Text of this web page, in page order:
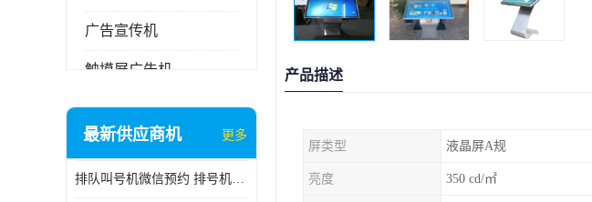
广告宣传机
触摸屏广告机
液晶显示器
电子白板
最新供应商机 更多
排队叫号机微信预约 排号机诊所 行政大厅营业厅取号机
产品描述
屏类型 液晶屏A规
亮度 350 cd/㎡